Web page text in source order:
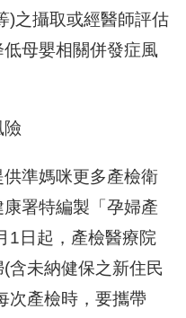
)之攝取或經醫師評估
母嬰相關併發症風
險
準媽咪更多產檢衛
署特編製「孕婦產
1日起，產檢醫療院
含未納健保之新住民
次產檢時，要攜帶